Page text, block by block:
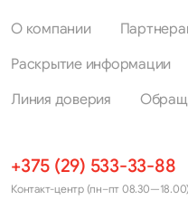
О компании
Раскрытие информации
Линия доверия
+375 (29) 533-33-88
Контакт-центр (пн–пт 08.30—18.00)